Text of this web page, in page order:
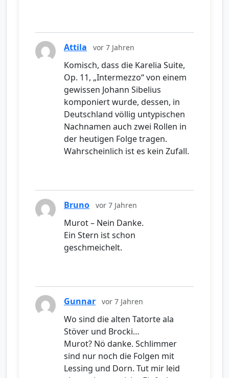
Attila vor 7 Jahren
Komisch, dass die Karelia Suite,
Op. 11, „Intermezzo“ von einem
gewissen Johann Sibelius
komponiert wurde, dessen, in
Deutschland völlig untypischen
Nachnamen auch zwei Rollen in
der heutigen Folge tragen.
Wahrscheinlich ist es kein Zufall.
Bruno vor 7 Jahren
Murot – Nein Danke.
Ein Stern ist schon
geschmeichelt.
Gunnar vor 7 Jahren
Wo sind die alten Tatorte ala
Stöver und Brocki…
Murot? Nö danke. Schlimmer
sind nur noch die Folgen mit
Lessing und Dorn. Tut mir leid